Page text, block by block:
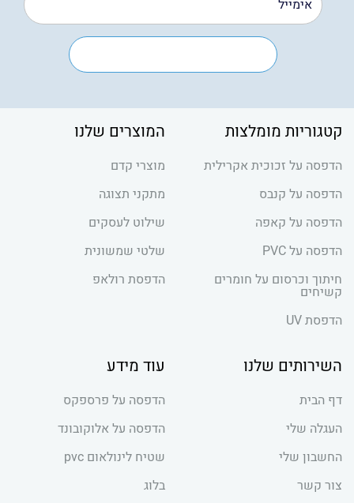
קטגוריות מומלצות
הדפסה על זכוכית אקרילית
הדפסה על קנבס
הדפסה על קאפה
הדפסה על PVC
חיתוך וכרסום על חומרים
קשיחים
הדפסת UV
המוצרים שלנו
מוצרי קדם
מתקני תצוגה
שילוט לעסקים
שלטי שמשונית
הדפסת רולאפ
השירותים שלנו
דף הבית
העגלה שלי
החשבון שלי
צור קשר
עוד מידע
הדפסה על פרספקס
הדפסה על אלוקובונד
שטיח לינולאום pvc
בלוג